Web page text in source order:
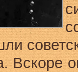
Вскоре